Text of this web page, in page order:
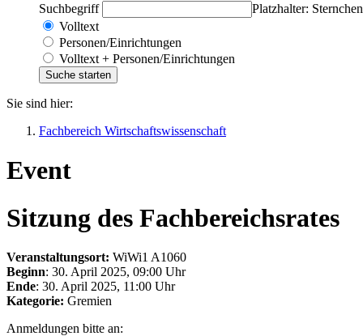
Suchbegriff
Platzhalter:
Volltext
Personen/Einrichtungen
Volltext + Personen/Einrichtungen
Sie sind hier:
Fachbereich Wirtschaftswissenschaft
Event
Sitzung des Fachbereichsrates
Veranstaltungsort: WiWi1 A1060
Beginn: 30. April 2025, 09:00 Uhr
Ende: 30. April 2025, 11:00 Uhr
Kategorie: Gremien
Anmeldungen bitte an: